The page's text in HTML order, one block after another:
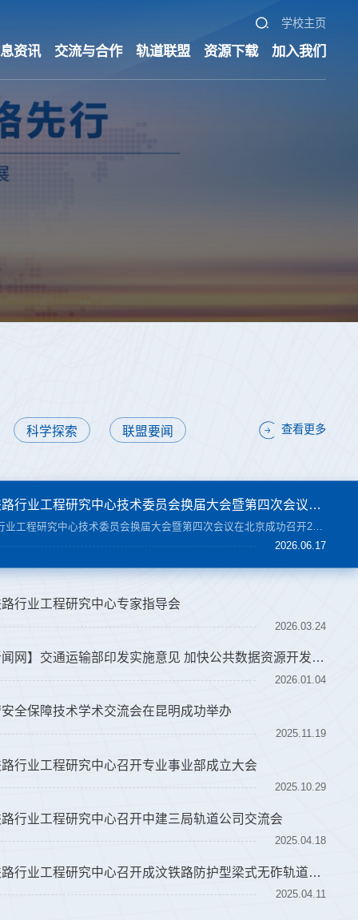
学校主页
资讯 交流与合作 轨道联盟 资源下载 加入我们
科学探索 联盟要闻 查看更多
运营安全保障铁路行业工程研究中心技术委员会换届大会暨第四次会议在北京成功召开
运营安全保障铁路行业工程研究中心技术委员会换届大会暨第四次会议在北京成功召开2026年6月13日，运营安全保障铁路行业工程研究中心（以下简称“中心”）技术委员会换届大会暨第四次会议在北京召开。中国工程院院士卢春房，中国科学院院士、西南交通大学首席教授翟婉明，西南交通大学副校长王平，中国国家铁路集团有限公司原副总经理李文新，中国铁道学会高速铁路委员会主任赵国堂等十余位行业专家出席了本次会议。会上，翟婉明院士受聘担任第二届技术委员会主任委员，...
2026.06.17
行业工程研究中心专家指导会
2026.03.24
【转中国交通新闻网】交通运输部印发实施意见 加快公共数据资源开发利用
2026.01.04
全保障技术学术交流会在昆明成功举办
2025.11.19
行业工程研究中心召开专业事业部成立大会
2025.10.29
行业工程研究中心召开中建三局轨道公司交流会
2025.04.18
运营安全保障铁路行业工程研究中心召开成汶铁路防护型梁式无砟轨道和预制拼接板式无砟轨道试验段现场观摩与交流会
2025.04.11